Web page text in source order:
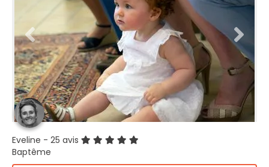
Eveline - 25 avis
Baptême